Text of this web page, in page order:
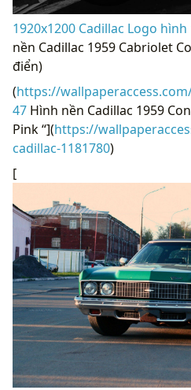
1920x1200 Cadillac Logo hình
nền Cadillac 1959 Cabriolet
điển)
(https://
47 Hình nền Cadillac 1959
Pink “](https://
cadillac-1181780)
[